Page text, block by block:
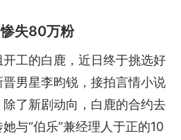
失80万粉
工的白鹿，近日终于挑选好
男星李昀锐，接拍言情小说
了新剧动向，白鹿的合约去
与“伯乐”兼经理人于正的10